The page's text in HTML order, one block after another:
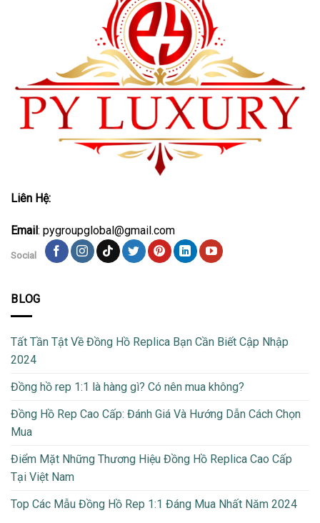
Liên Hệ:
Email : pygroupglobal@gmail.com
Social
BLOG
Tất Tần Tật Về Đồng Hồ Replica Bạn Cần Biết Cập Nhập
2024
Đồng hồ rep 1:1 là hàng gì? Có nên mua không?
Đồng Hồ Rep Cao Cấp: Đánh Giá Và Hướng Dẫn Cách Chọn
Mua
Điểm Mặt Những Thương Hiệu Đồng Hồ Replica Cao Cấp
Tại Việt Nam
Top Các Mẫu Đồng Hồ Rep 1:1 Đáng Mua Nhất Năm 2024